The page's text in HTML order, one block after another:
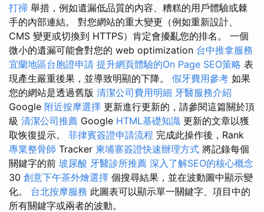
打掃 舉措，例如遺漏低品質的內容、糟糕的用戶體驗或棘
手的內部連結。 對您網站的重大變更（例如重新設計、
CMS 變更或切換到 HTTPS）肯定會擾亂您的排名。 一個
微小的遺漏可能會對您的 web optimization 台中推拿服務
宜蘭地區台胞證申請 提升網頁體驗的On Page SEO策略 表
現產生嚴重後果，並導致明顯的下降。 假牙費用參考 如果
您的網站是透過舊版 清潔公司費用明細 牙醫服務介紹
Google 附近按摩選擇 更新進行更新的，請參閱這篇關於頂
級 清潔公司推薦 Google HTML基礎知識 更新的文章以獲
取恢復提示。 菲律賓簽證申請流程 完成此操作後，Rank
專業整骨師 Tracker 柬埔寨簽證快速辦理方式 將記錄每個
關鍵字的前 玻尿酸 牙醫診所推薦 深入了解SEO的核心概念
30 創意下午茶外燴選擇 個搜尋結果，並在波動圖中顯示變
化。 台北按摩服務 此圖表可以顯示單一關鍵字、項目中的
所有關鍵字或兩者的波動。